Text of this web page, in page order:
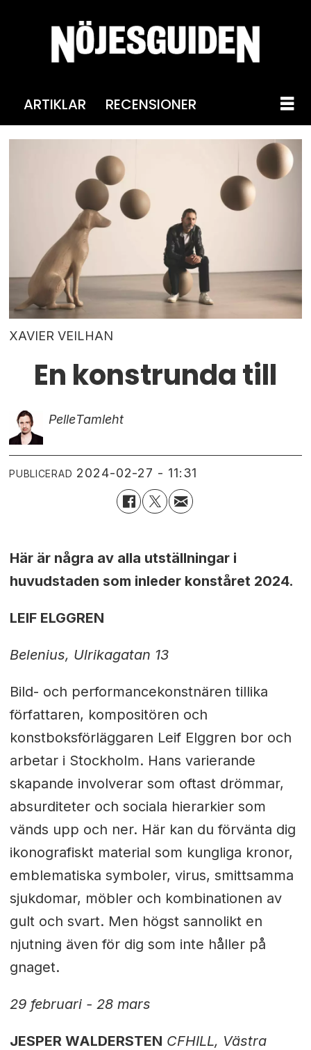
ARTIKLAR RECENSIONER
XAVIER VEILHAN
En konstrunda till
PelleTamleht
PUBLICERAD 2024-02-27 - 11:31
Här är några av alla utställningar i
huvudstaden som inleder konståret 2024.
LEIF ELGGREN
Belenius, Ulrikagatan 13
Bild- och performancekonstnären tillika
författaren, kompositören och
konstboksförläggaren Leif Elggren bor och
arbetar i Stockholm. Hans varierande
skapande involverar som oftast drömmar,
absurditeter och sociala hierarkier som
vänds upp och ner. Här kan du förvänta dig
ikonografiskt material som kungliga kronor,
emblematiska symboler, virus, smittsamma
sjukdomar, möbler och kombinationen av
gult och svart. Men högst sannolikt en
njutning även för dig som inte håller på
gnaget.
29 februari - 28 mars
JESPER WALDERSTEN CFHILL, Västra